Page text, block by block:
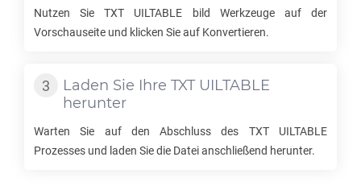
Nutzen SieTXT UILTABLE bild Werkzeuge auf der
Vorschauseite und klicken Sie auf Konvertieren.
Laden Sie Ihre TXT UILTABLE
herunter
Warten Sie auf den Abschluss des TXT UILTABLE
Prozesses und laden Sie die Datei anschließend herunter.